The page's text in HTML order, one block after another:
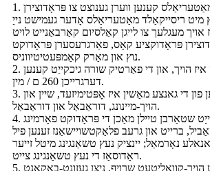
1. פּראָדוקציע פון ​​רוי מאַטעריאַלס קענען ווערן גענוצט צו פּראָדוצירן
מיט ריסייקאַלד מאַטעריאַלס אָדער געמישט נייַ
מעגלעך צו לייגן קאַלסיום קאַרבאַנייט לויט
פּראָדוקציע קאָס, פאַרגרעסערן פּראָדוקט
נוץ און מאַרק קאַמפּעטיטיווניס.
2. דער רעזולטאַט איז הויך, און די פאַרטיק שורה גיכקייַט קענען
דערגרייכן 260 ם / מין.
3. דער אויסזען פון די גאנצע מאַשין איז אָפּטימיזעד, שיין און
הויך-מיינונג, דוראַבאַל און דוראַבאַל.
4. הויך-פּינטלעכקייַט שטאַרבן טיילן מאַכן די פּראָדוקט פאָרמינג
ברייט און גרעב פלאַקטשויישאַנז זענען פיל
נאָרמאַל; יינציק נעץ טשאַנגינג מיטל זייער
ראַדוסאַז די נעץ טשאַנגינג צייט.
5. הויך-פּינטלעכקייַט הויך-קוואַליטעט שרויף, ניצן געזונט-באקאנט